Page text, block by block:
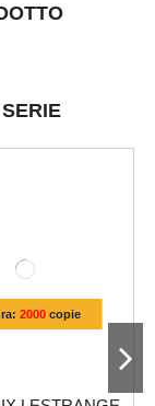
2000 copie